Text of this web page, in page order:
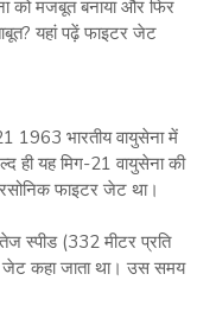
को मजबूत बनाया और फिर
यहां पढ़ें फाइटर जेट
1963 भारतीय वायुसेना में
ही यह मिग-21 वायुसेना की
फाइटर जेट था।
स्‍पीड (332 मीटर प्रति
कहा जाता था। उस समय